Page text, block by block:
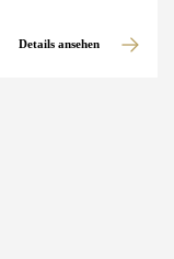
Details ansehen